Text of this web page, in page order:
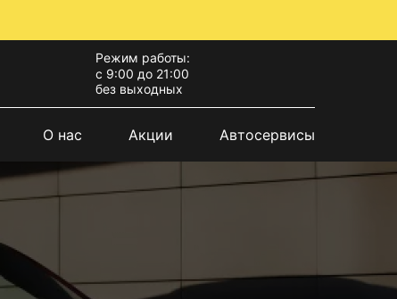
Режим работы:
с 9:00 до 21:00
без выходных
О нас Акции Автосервисы